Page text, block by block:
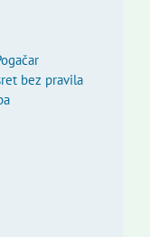
bez pravila